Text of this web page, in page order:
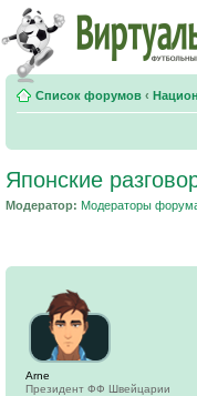
Список форумов ‹
Японские
Модератор: Модераторы
Arne
Президент ФФ Швейцарии